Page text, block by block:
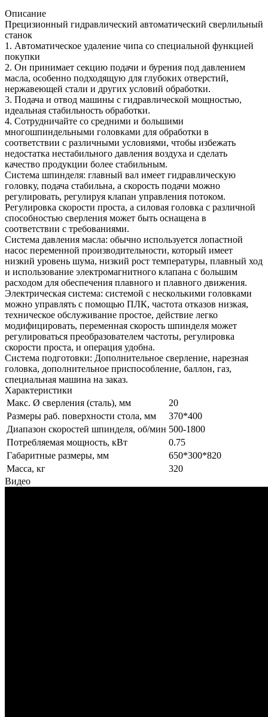
Описание
Прецизионный гидравлический автоматический сверлильный
станок
1. Автоматическое удаление чипа со специальной функцией
покупки
2. Он принимает секцию подачи и бурения под давлением
масла, особенно подходящую для глубоких отверстий,
нержавеющей стали и других условий обработки.
3. Подача и отвод машины с гидравлической мощностью,
идеальная стабильность обработки.
4. Сотрудничайте со средними и большими
многошпиндельными головками для обработки в
соответствии с различными условиями, чтобы избежать
недостатка нестабильного давления воздуха и сделать
качество продукции более стабильным.
Система шпинделя: главный вал имеет гидравлическую
головку, подача стабильна, а скорость подачи можно
регулировать, регулируя клапан управления потоком.
Регулировка скорости проста, а силовая головка с различной
способностью сверления может быть оснащена в
соответствии с требованиями.
Система давления масла: обычно используется лопастной
насос переменной производительности, который имеет
низкий уровень шума, низкий рост температуры, плавный ход
и использование электромагнитного клапана с большим
расходом для обеспечения плавного и плавного движения.
Электрическая система: системой с несколькими головками
можно управлять с помощью ПЛК, частота отказов низкая,
техническое обслуживание простое, действие легко
модифицировать, переменная скорость шпинделя может
регулироваться преобразователем частоты, регулировка
скорости проста, и операция удобна.
Система подготовки: Дополнительное сверление, нарезная
головка, дополнительное приспособление, баллон, газ,
специальная машина на заказ.
Характеристики
Макс. Ø сверления (сталь), мм
20
Размеры раб. поверхности стола, мм
370*400
Диапазон скоростей шпинделя, об/мин 500-1800
Потребляемая мощность, кВт
0.75
Габаритные размеры, мм
650*300*820
Масса, кг
320
Видео